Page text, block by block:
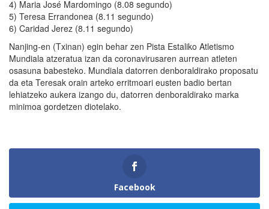
4) Maria José Mardomingo (8.08 segundo)
5) Teresa Errandonea (8.11 segundo)
6) Caridad Jerez (8.11 segundo)
Nanjing-en (Txinan) egin behar zen Pista Estaliko Atletismo
Mundiala atzeratua izan da coronavirusaren aurrean atleten
osasuna babesteko. Mundiala datorren denboraldirako proposatu
da eta Teresak orain arteko erritmoari eusten badio bertan
lehiatzeko aukera izango du, datorren denboraldirako marka
minimoa gordetzen diotelako.
Facebook